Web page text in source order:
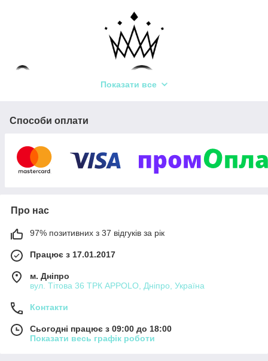
Показати все
Способи оплати
Про нас
97% позитивних з 37 відгуків за рік
Працює з 17.01.2017
м. Дніпро
вул. Тітова 36 ТРК APPOLO, Дніпро, Україна
Контакти
Сьогодні працює з 09:00 до 18:00
Показати весь графік роботи